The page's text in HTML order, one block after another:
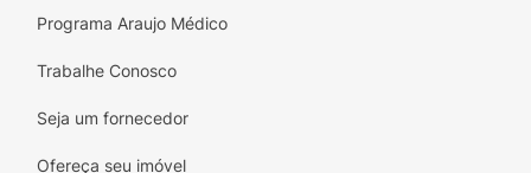
Programa Araujo Médico
Trabalhe Conosco
Seja um fornecedor
Ofereça seu imóvel